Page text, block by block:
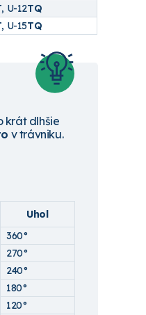
, U-12TQ
, U-15TQ
krát dlhšie
v trávniku.
Uhol
360°
270°
240°
180°
120°